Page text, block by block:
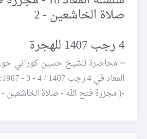
صلاة الخاشعين - 2
4 رجب 1407 للهجرة
~ محاضرة للشيخ حسين كوراني
المعاد في 4 رجب 1407 / 4 - 3 - 1987:
-( مجزرة فتح الله - صلاة الخاشعين - 2 )